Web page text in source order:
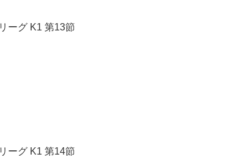
ーグ K1 第13節
ーグ K1 第14節